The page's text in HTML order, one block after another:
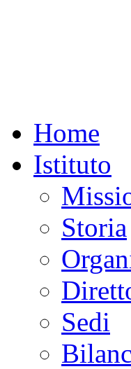
Home
Istituto
Storia
Sedi